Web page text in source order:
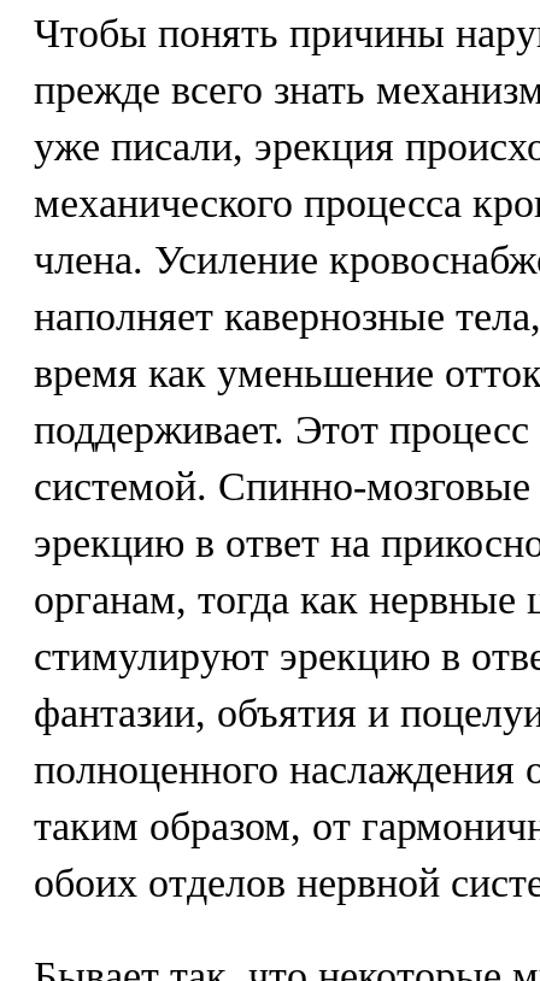
Чтобы понять причины
прежде всего знать
уже писали, эрекция
механического процесса
члена. Усиление
наполняет кавернозные
время как уменьшение
поддерживает. Этот
системой. Спинно-
эрекцию в ответ на
органам, тогда как нервные
стимулируют эрекцию в
фантазии, объятия и
полноценного наслаждения
таким образом, от
обоих отделов нервной